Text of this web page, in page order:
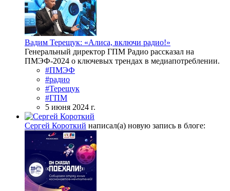
Вадим Терещук: «Алиса, включи радио!»
Генеральный директор ГПМ Радио рассказал на
ПМЭФ-2024 о ключевых трендах в медиапотреблении.
#ПМЭФ
#радио
#Терещук
#ГПМ
5 июня 2024 г.
Сергей Короткий написал(а) новую запись в блоге: